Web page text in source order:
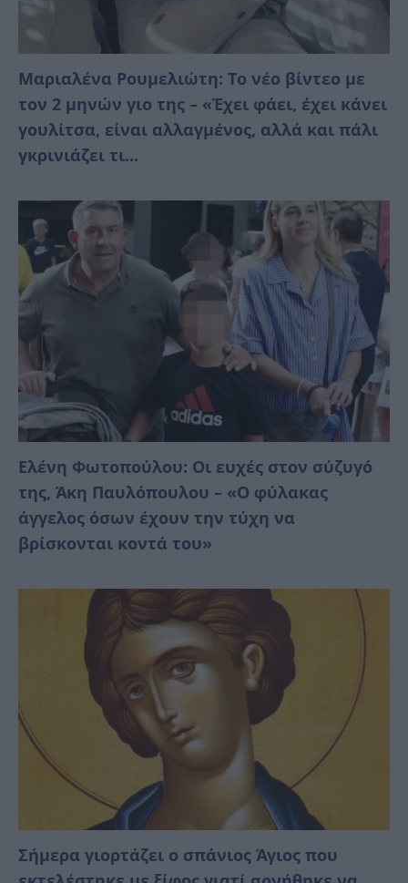
Μαριαλένα Ρουμελιώτη: Το νέο βίντεο με
τον 2 μηνών γιο της – «Έχει φάει, έχει κάνει
γουλίτσα, είναι αλλαγμένος, αλλά και πάλι
γκρινιάζει τι...
Ελένη Φωτοπούλου: Οι ευχές στον σύζυγό
της, Άκη Παυλόπουλου – «Ο φύλακας
άγγελος όσων έχουν την τύχη να
βρίσκονται κοντά του»
Σήμερα γιορτάζει ο σπάνιος Άγιος που